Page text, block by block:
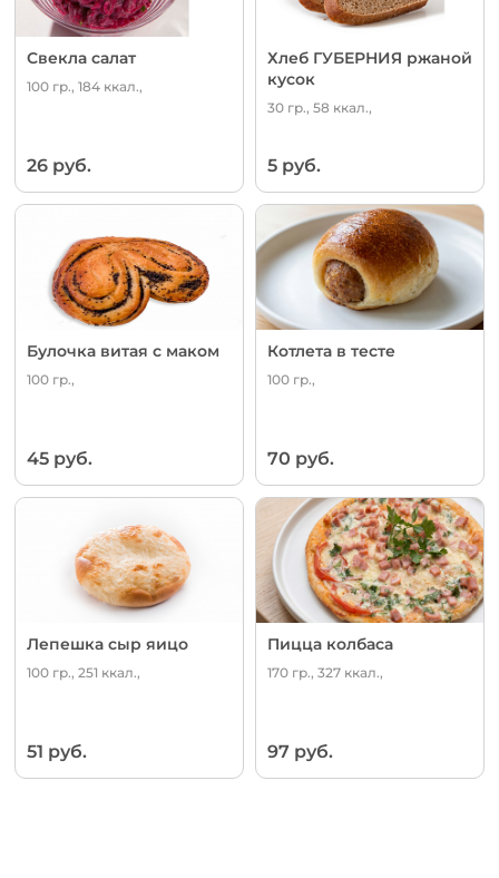
Свекла салат
100 гр., 184 ккал.,
26 руб.
Хлеб ГУБЕРНИЯ ржаной
кусок
30 гр., 58 ккал.,
5 руб.
Булочка витая с маком
100 гр.,
45 руб.
Котлета в тесте
100 гр.,
70 руб.
Лепешка сыр яицо
100 гр., 251 ккал.,
51 руб.
Пицца колбаса
170 гр., 327 ккал.,
97 руб.